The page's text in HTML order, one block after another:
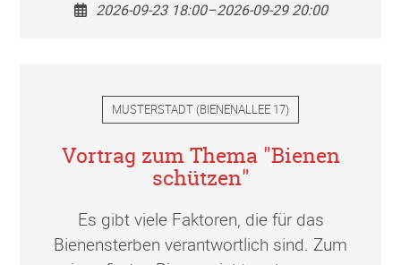
2026-09-23 18:00–2026-09-29 20:00
MUSTERSTADT (BIENENALLEE 17)
Vortrag zum Thema "Bienen
schützen"
Es gibt viele Faktoren, die für das
Bienensterben verantwortlich sind. Zum